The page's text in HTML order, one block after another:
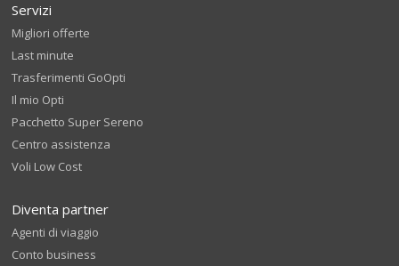
Servizi
Migliori offerte
Last minute
Trasferimenti GoOpti
Il mio Opti
Pacchetto Super Sereno
Centro assistenza
Voli Low Cost
Diventa partner
Agenti di viaggio
Conto business